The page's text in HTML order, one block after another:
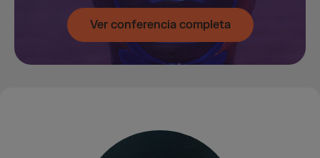
Ver conferencia completa